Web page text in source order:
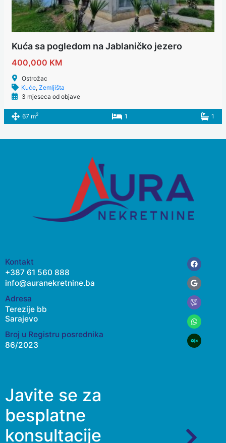
Kuća sa pogledom na Jablaničko jezero
400,000 KM
Ostrožac
Kuće,Zemljišta
3 mjeseca od objave
67 m2 1 1
Kontakt
+387 61 560 888
info@auranekretnine.ba
Adresa
Terezije bb
Sarajevo
Broj u Registru posrednika
86/2023
Facebook
Google
Viber
Javite se za
besplatne
konsultacije